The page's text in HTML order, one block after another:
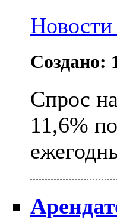
Создано:
Спрос
11,6%